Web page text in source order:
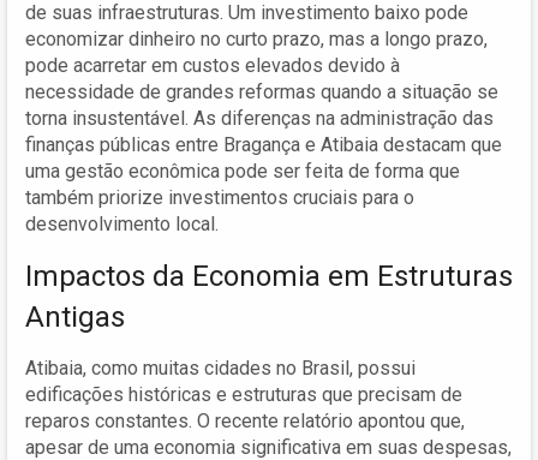
de suas infraestruturas. Um investimento baixo pode
economizar dinheiro no curto prazo, mas a longo prazo,
pode acarretar em custos elevados devido à
necessidade de grandes reformas quando a situação se
torna insustentável. As diferenças na administração das
finanças públicas entre Bragança e Atibaia destacam que
uma gestão econômica pode ser feita de forma que
também priorize investimentos cruciais para o
desenvolvimento local.
Impactos da Economia em Estruturas
Antigas
Atibaia, como muitas cidades no Brasil, possui
edificações históricas e estruturas que precisam de
reparos constantes. O recente relatório apontou que,
apesar de uma economia significativa em suas despesas,